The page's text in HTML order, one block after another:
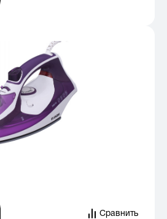
Сравнить